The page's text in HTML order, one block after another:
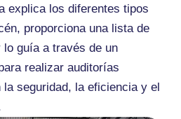
explica los diferentes tipos
proporciona una lista de
guía a través de un
realizar auditorías
seguridad, la eficiencia y el